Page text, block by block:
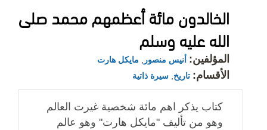
الخالدون مائة أعظمهم محمد صلى
الله عليه وسلم
المؤلفين: أنيس منصور مايكل هارت
الأقسام: تاريخ سيرة ذاتية
كتاب يذكر اهم مائة شخصية غيرت العالم
وهو من تأليف "مايكل هارت" وهو عالم